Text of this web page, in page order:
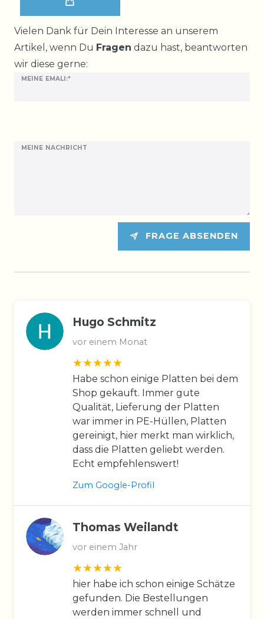
Vielen Dank für Dein Interesse an unserem
Artikel, wenn Du Fragen dazu hast, beantworten
wir diese gerne:
MEINE EMALI:*
MEINE NACHRICHT
Ceres::Template.mailFormHoneypotLabel
FRAGE ABSENDEN
Hugo Schmitz
vor einem Monat
Habe schon einige Platten bei dem
Shop gekauft. Immer gute
Qualität, Lieferung der Platten
war immer in PE-Hüllen, Platten
gereinigt, hier merkt man wirklich,
dass die Platten geliebt werden.
Echt empfehlenswert!
Zum Google-Profil
Thomas Weilandt
vor einem Jahr
hier habe ich schon einige Schätze
gefunden. Die Bestellungen
werden immer schnell und